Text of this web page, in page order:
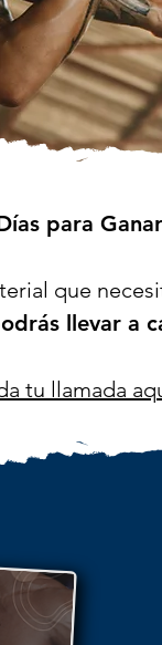
para
que
llevar a
tu llamada